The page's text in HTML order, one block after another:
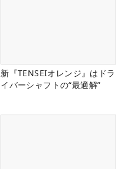
新『TENSEIオレンジ』はドラ
イバーシャフトの“最適解”